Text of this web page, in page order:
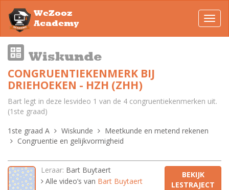
WeZooz
Academy
Wiskunde
CONGRUENTIEKENMERK BIJ
DRIEHOEKEN - HZH (ZHH)
Bart legt in deze lesvideo 1 van de 4 congruentiekenmerken uit.
(1ste graad)
1ste graad A
Wiskunde
Meetkunde en metend rekenen
Congruentie en gelijkvormigheid
Leraar: Bart Buytaert
Alle video’s van Bart Buytaert
BEKIJK
LESTRAJECT